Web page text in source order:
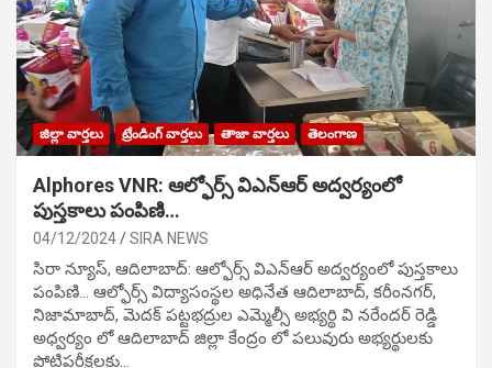
జిల్లా వార్తలు ట్రేండింగ్ వార్తలు తాజా వార్తలు తెలంగాణ
Alphores VNR: ఆల్ఫోర్స్ విఎన్ఆర్ అద్వర్యంలో
పుస్తకాలు పంపిణి…
04/12/2024 SIRA NEWS
సిరా న్యూస్, ఆదిలాబాద్: ఆల్ఫోర్స్ విఎన్ఆర్ అద్వర్యంలో పుస్తకాలు
పంపిణి… ఆల్ఫోర్స్ విద్యాసంస్థల అధినేత ఆదిలాబాద్, కరీంనగర్,
నిజామాబాద్, మెదక్ పట్టభద్రుల ఎమ్మెల్సీ అభ్యర్థి వి నరేందర్ రెడ్డి
అధ్వర్యం లో ఆదిలాబాద్ జిల్లా కేంద్రం లో పలువురు అభ్యర్థులకు
పోటిప‌రీక్ష‌ల‌కు…